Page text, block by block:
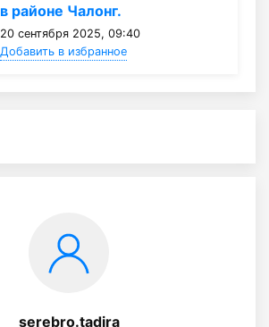
в районе Чалонг.
20 сентября 2025, 09:40
Добавить в избранное
serebro.tadira